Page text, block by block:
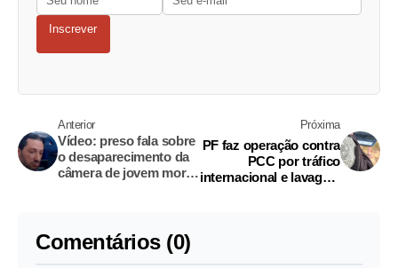
Inscrever
Anterior
Vídeo: preso fala sobre
o desaparecimento da
câmera de jovem morta
Próxima
PF faz operação contra
PCC por tráfico
internacional e lavagem
Comentários (0)